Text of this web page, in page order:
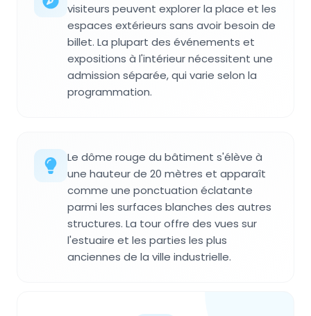
visiteurs peuvent explorer la place et les
espaces extérieurs sans avoir besoin de
billet. La plupart des événements et
expositions à l'intérieur nécessitent une
admission séparée, qui varie selon la
programmation.
Le dôme rouge du bâtiment s'élève à
une hauteur de 20 mètres et apparaît
comme une ponctuation éclatante
parmi les surfaces blanches des autres
structures. La tour offre des vues sur
l'estuaire et les parties les plus
anciennes de la ville industrielle.